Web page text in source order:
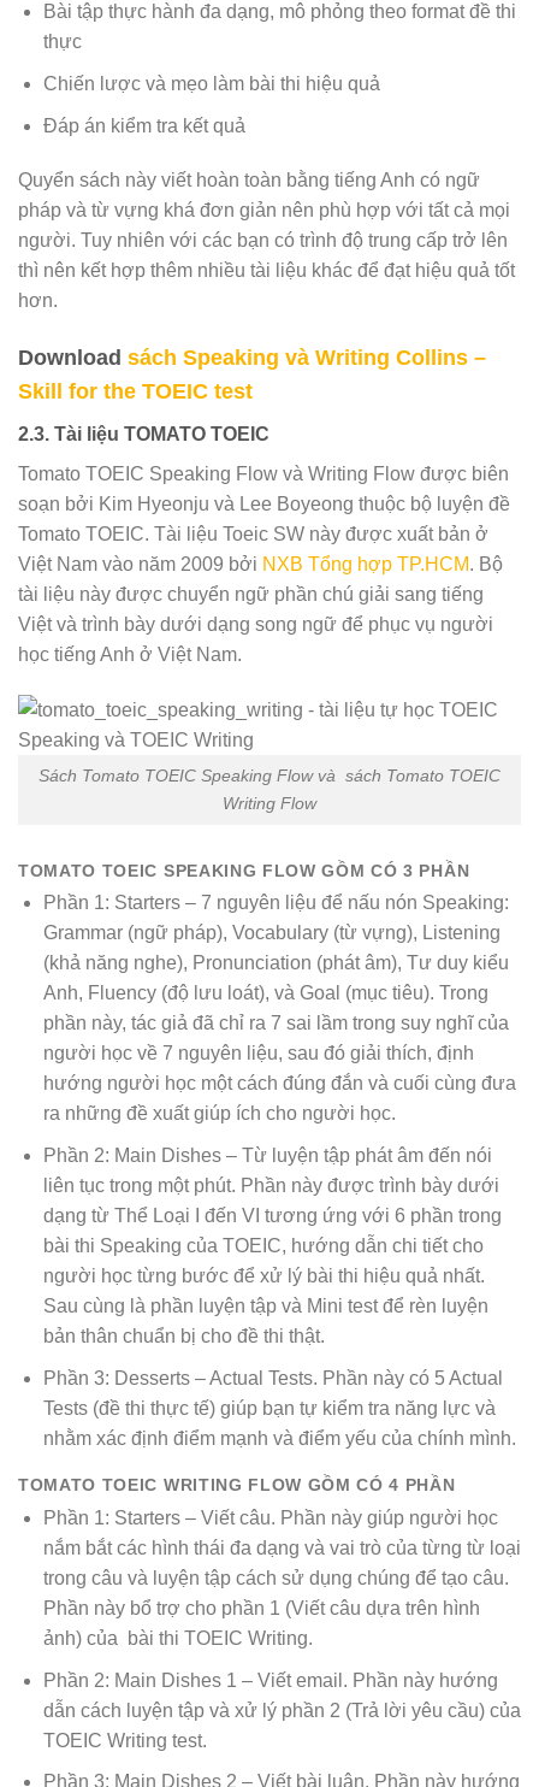
Bài tập thực hành đa dạng, mô phỏng theo format đề thi
thực
Chiến lược và mẹo làm bài thi hiệu quả
Đáp án kiểm tra kết quả
Quyển sách này viết hoàn toàn bằng tiếng Anh có ngữ
pháp và từ vựng khá đơn giản nên phù hợp với tất cả mọi
người. Tuy nhiên với các bạn có trình độ trung cấp trở lên
thì nên kết hợp thêm nhiều tài liệu khác để đạt hiệu quả tốt
hơn.
Download sách Speaking và Writing Collins –
Skill for the TOEIC test
2.3. Tài liệu TOMATO TOEIC
Tomato TOEIC Speaking Flow và Writing Flow được biên
soạn bởi Kim Hyeonju và Lee Boyeong thuộc bộ luyện đề
Tomato TOEIC. Tài liệu Toeic SW này được xuất bản ở
Việt Nam vào năm 2009 bởi NXB Tổng hợp TP.HCM. Bộ
tài liệu này được chuyển ngữ phần chú giải sang tiếng
Việt và trình bày dưới dạng song ngữ để phục vụ người
học tiếng Anh ở Việt Nam.
Sách Tomato TOEIC Speaking Flow và sách Tomato TOEIC
Writing Flow
TOMATO TOEIC SPEAKING FLOW GỒM CÓ 3 PHẦN
Phần 1: Starters – 7 nguyên liệu để nấu nón Speaking:
Grammar (ngữ pháp), Vocabulary (từ vựng), Listening
(khả năng nghe), Pronunciation (phát âm), Tư duy kiểu
Anh, Fluency (độ lưu loát), và Goal (mục tiêu). Trong
phần này, tác giả đã chỉ ra 7 sai lầm trong suy nghĩ của
người học về 7 nguyên liệu, sau đó giải thích, định
hướng người học một cách đúng đắn và cuối cùng đưa
ra những đề xuất giúp ích cho người học.
Phần 2: Main Dishes – Từ luyện tập phát âm đến nói
liên tục trong một phút. Phần này được trình bày dưới
dạng từ Thể Loại I đến VI tương ứng với 6 phần trong
bài thi Speaking của TOEIC, hướng dẫn chi tiết cho
người học từng bước để xử lý bài thi hiệu quả nhất.
Sau cùng là phần luyện tập và Mini test để rèn luyện
bản thân chuẩn bị cho đề thi thật.
Phần 3: Desserts – Actual Tests. Phần này có 5 Actual
Tests (đề thi thực tế) giúp bạn tự kiểm tra năng lực và
nhằm xác định điểm mạnh và điểm yếu của chính mình.
TOMATO TOEIC WRITING FLOW GỒM CÓ 4 PHẦN
Phần 1: Starters – Viết câu. Phần này giúp người học
nắm bắt các hình thái đa dạng và vai trò của từng từ loại
trong câu và luyện tập cách sử dụng chúng để tạo câu.
Phần này bổ trợ cho phần 1 (Viết câu dựa trên hình
ảnh) của bài thi TOEIC Writing.
Phần 2: Main Dishes 1 – Viết email. Phần này hướng
dẫn cách luyện tập và xử lý phần 2 (Trả lời yêu cầu) của
TOEIC Writing test.
Phần 3: Main Dishes 2 – Viết bài luận. Phần này hướng